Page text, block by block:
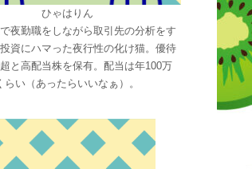
ひゃはりん
夜勤職をしながら取引先の分析をす
資にハマった夜行性の化け猫。優待
と高配当株を保有。配当は年100万
らい（あったらいいなぁ）。